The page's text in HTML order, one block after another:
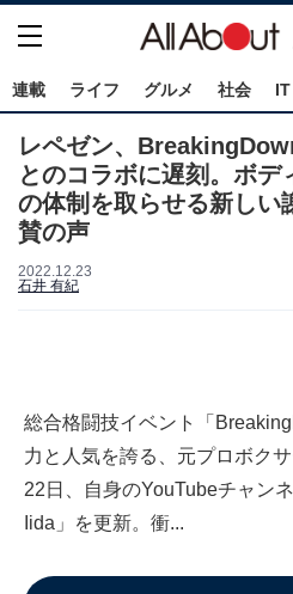
連載 ライフ グルメ 社会
レペゼン、
とのコラボに遅刻。ボデ
の体制を取らせる新しい
賛の声
2022.12.23
石井 有紀
総合格闘技イベント「
力と人気を誇る、元プロボク
22日、自身のYouTubeチャン
Iida」を更新。衝...